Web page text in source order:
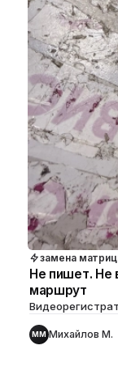
замена
Не пишет. Не
маршрут
ММ Михайлов М.